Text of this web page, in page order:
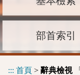
部首索引
::: 首頁 > 辭典檢視「